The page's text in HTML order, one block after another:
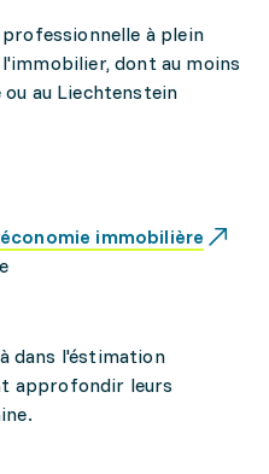
à plein
dont au moins
au Liechtenstein
immobilière
dans l'éstimation
approfondir leurs